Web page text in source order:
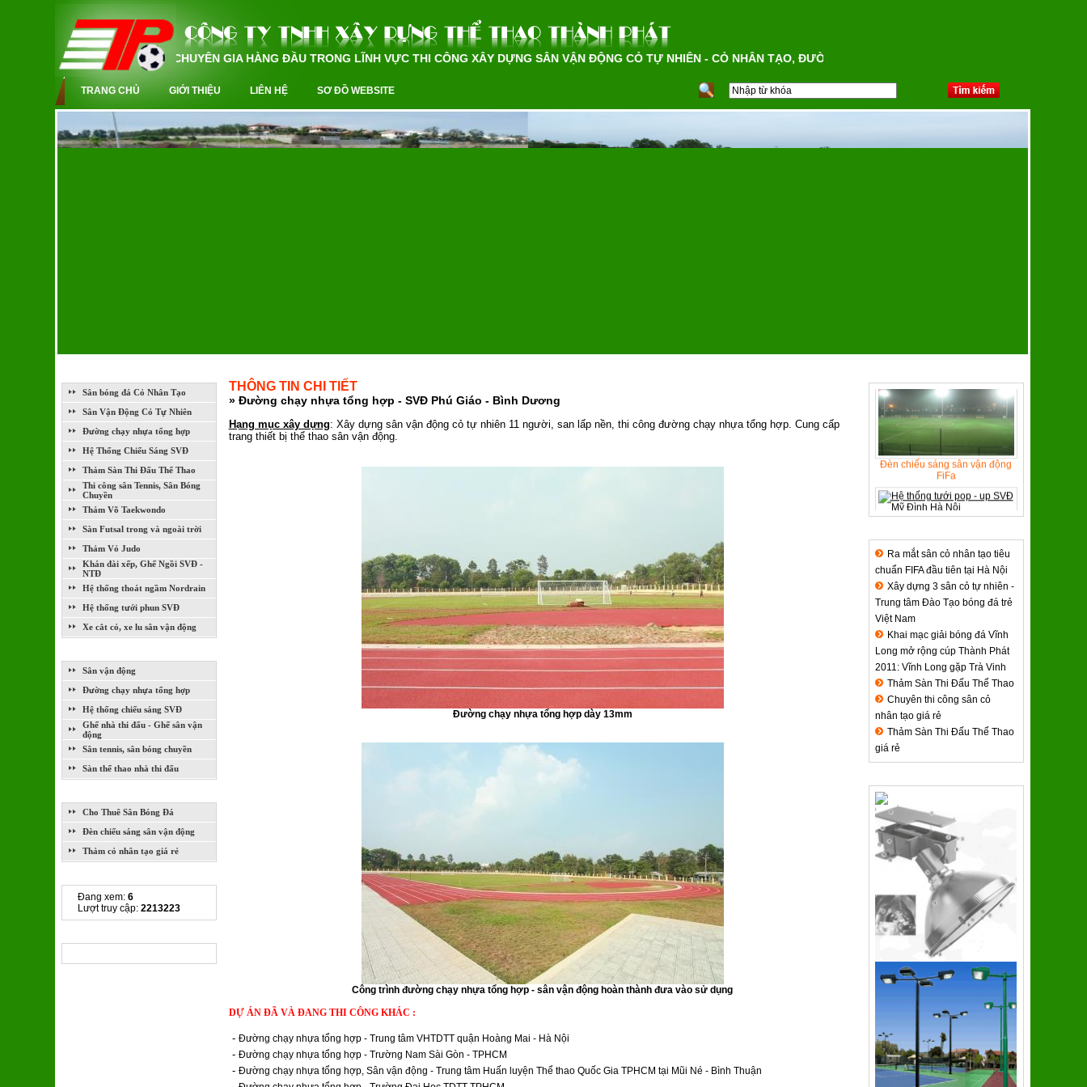
CHUYÊN GIA HÀNG ĐẦU TRONG LĨNH VỰC THI CÔNG XÂY DỰNG SÂN VẬN ĐỘNG CỎ TỰ NHIÊN - CỎ NHÂN TẠO, ĐƯỜNG CHẠY NHỰA TỔNG HỢP, HỆ THỐNG CHIẾU
TRANG CHỦ GIỚI THIỆU LIÊN HỆ SƠ ĐỒ WEBSITE
Sân bóng đá Cỏ Nhân Tạo
Sân Vận Động Cỏ Tự Nhiên
Đường chạy nhựa tổng hợp
Hệ Thống Chiếu Sáng SVĐ
Thảm Sàn Thi Đấu Thể Thao
Thi công sân Tennis, Sân Bóng
Chuyền
Thảm Võ Taekwondo
Sàn Futsal trong và ngoài trời
Thảm Vỏ Judo
Khán đài xếp, Ghế Ngồi SVĐ -
NTĐ
Hệ thống thoát ngầm Nordrain
Hệ thống tưới phun SVĐ
Xe cắt cỏ, xe lu sân vận động
Sân vận động
Đường chạy nhựa tổng hợp
Hệ thống chiếu sáng SVĐ
Ghế nhà thi đấu - Ghế sân vận
động
Sân tennis, sân bóng chuyền
Sàn thể thao nhà thi đấu
Cho Thuê Sân Bóng Đá
Đèn chiếu sáng sân vận động
Thảm cỏ nhân tạo giá rẻ
Đang xem: 6
Lượt truy cập: 2213223
THÔNG TIN CHI TIẾT
» Đường chạy nhựa tổng hợp - SVĐ Phú Giáo - Bình Dương
Hạng mục xây dựng: Xây dựng sân vận động cỏ tự nhiên 11 người, san lấp nền, thi công đường chạy nhựa tổng hợp. Cung cấp
trang thiết bị thể thao sân vận động.
Đường chạy nhựa tổng hợp dày 13mm
Công trình đường chạy nhựa tổng hợp - sân vận động hoàn thành đưa vào sử dụng
DỰ ÁN ĐÃ VÀ ĐANG THI CÔNG KHÁC :
- Đường chạy nhựa tổng hợp - Trung tâm VHTDTT quận Hoàng Mai - Hà Nội
- Đường chạy nhựa tổng hợp - Trường Nam Sài Gòn - TPHCM
- Đường chạy nhựa tổng hợp, Sân vận động - Trung tâm Huấn luyện Thể thao Quốc Gia TPHCM tại Mũi Né - Bình Thuận
Đèn chiếu sáng sân vận động
FiFa
Hệ thống tưới pop - up SVĐ Mỹ
Ra mắt sân cỏ nhân tạo tiêu
chuẩn FIFA đầu tiên tại Hà Nội
Xây dựng 3 sân cỏ tự nhiên -
Trung tâm Đào Tạo bóng đá trẻ
Việt Nam
Khai mạc giải bóng đá Vĩnh
Long mở rộng cúp Thành Phát
2011: Vĩnh Long gặp Trà Vinh
Thảm Sàn Thi Đấu Thể Thao
Chuyên thi công sân cỏ
nhân tạo giá rẻ
Thảm Sàn Thi Đấu Thể Thao
giá rẻ